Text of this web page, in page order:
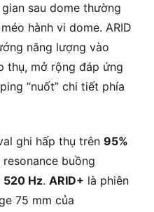
sau dome thường
hành vi dome. ARID
năng lượng vào
thụ, mở rộng đáp ứng
“nuốt” chi tiết phía
ghi hấp thụ trên 95%
buồng
520 Hz. ARID+ là phiên
75 mm của